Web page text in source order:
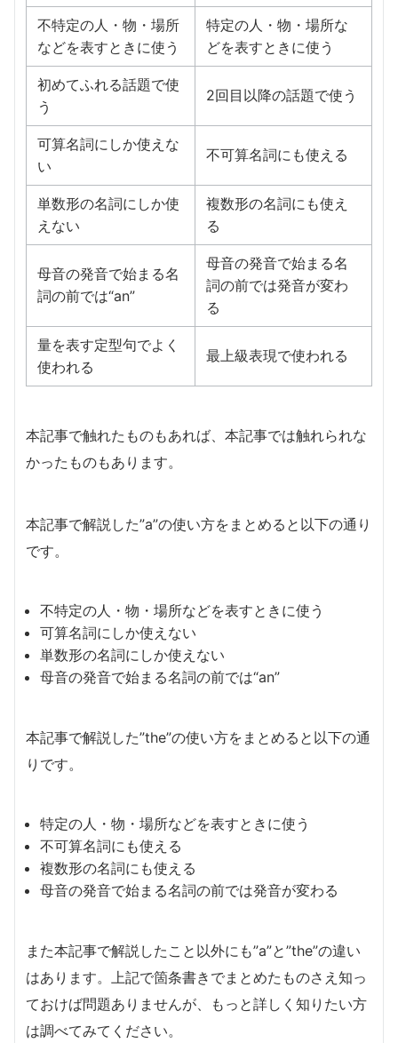
不特定の人・物・場所
などを表すときに使う
特定の人・物・場所な
どを表すときに使う
初めてふれる話題で使
う
2回目以降の話題で使う
可算名詞にしか使えな
い
不可算名詞にも使える
単数形の名詞にしか使
えない
複数形の名詞にも使え
る
母音の発音で始まる名
詞の前では“an”
母音の発音で始まる名
詞の前では発音が変わ
る
量を表す定型句でよく
使われる
最上級表現で使われる
本記事で触れたものもあれば、本記事では触れられな
かったものもあります。
本記事で解説した”a”の使い方をまとめると以下の通り
です。
不特定の人・物・場所などを表すときに使う
可算名詞にしか使えない
単数形の名詞にしか使えない
母音の発音で始まる名詞の前では“an”
本記事で解説した”the”の使い方をまとめると以下の通
りです。
特定の人・物・場所などを表すときに使う
不可算名詞にも使える
複数形の名詞にも使える
母音の発音で始まる名詞の前では発音が変わる
また本記事で解説したこと以外にも”a”と”the”の違い
はあります。上記で箇条書きでまとめたものさえ知っ
ておけば問題ありませんが、もっと詳しく知りたい方
は調べてみてください。